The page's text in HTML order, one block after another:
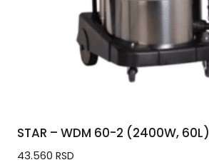
STAR – WDM 60-2 (2400W, 60L)
43.560 RSD